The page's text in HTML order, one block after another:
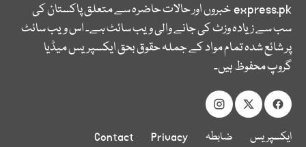
express.pkخبروں اور حالات حاضرہ سے متعلق پاکستان کی
سب سے زیادہ وزٹ کی جانے والی ویب سائٹ ہے۔ اس ویب سائٹ
پر شائع شدہ تمام مواد کے جملہ حقوق بحق ایکسپریس میڈیا
گروپ محفوظ ہیں۔
ایکسپریس ضابطہ Privacy
Contact